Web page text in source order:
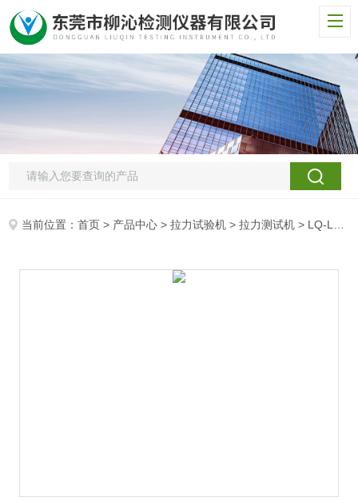
当前位置：首页 > 产品中心 >拉力试验机 >拉力测试机 > LQ-LL伺服控制拉力试验机设备